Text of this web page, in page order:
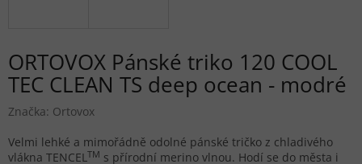
ORTOVOX Pánské triko 120 COOL
TEC CLEAN TS deep ocean - modré
Značka: Ortovox
Velmi lehké a mimořádně odolné pánské tričko z chladivého
vlákna TENCELTM s přírodní merino vlnou. Hodí se do města i